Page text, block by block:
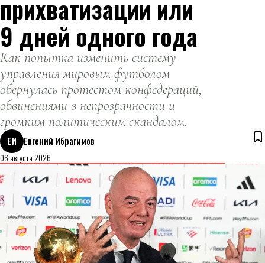
прихватизации или
9 дней одного года
Как попытка изменить систему
управления мировым футболом
обернулась протестом конфедераций,
обвинениями в непрозрачности и
громким политическим скандалом.
ЕИ
Евгений Ибрагимов
06 августа 2026